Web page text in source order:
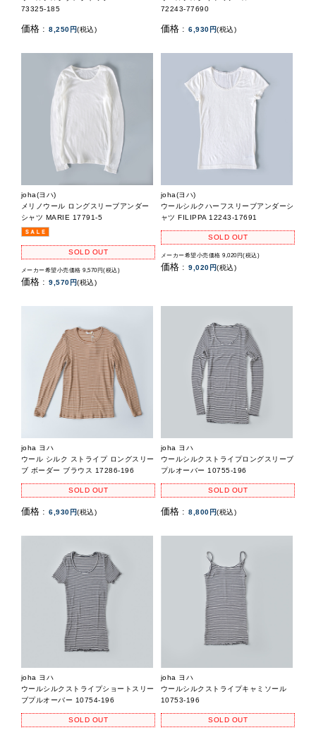
73325-185
価格 : 8,250円(税込)
72243-77690
価格 : 6,930円(税込)
joha(ヨハ)
メリノウール ロングスリーブアンダー
シャツ MARIE 17791-5
SOLD OUT
メーカー希望小売価格 9,570円(税込)
価格 : 9,570円(税込)
joha(ヨハ)
ウールシルクハーフスリーブアンダーシ
ャツ FILIPPA 12243-17691
SOLD OUT
メーカー希望小売価格 9,020円(税込)
価格 : 9,020円(税込)
joha ヨハ
ウール シルク ストライプ ロングスリー
ブ ボーダー ブラウス 17286-196
SOLD OUT
価格 : 6,930円(税込)
joha ヨハ
ウールシルクストライプロングスリーブ
プルオーバー 10755-196
SOLD OUT
価格 : 8,800円(税込)
joha ヨハ
ウールシルクストライプショートスリー
ブプルオーバー 10754-196
SOLD OUT
joha ヨハ
ウールシルクストライプキャミソール
10753-196
SOLD OUT